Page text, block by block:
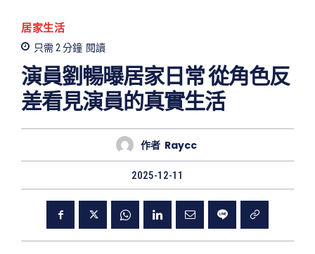
居家生活
只需 2 分鐘 閱讀
演員劉暢曝居家日常 從角色反
差看見演員的真實生活
作者 Raycc
2025-12-11